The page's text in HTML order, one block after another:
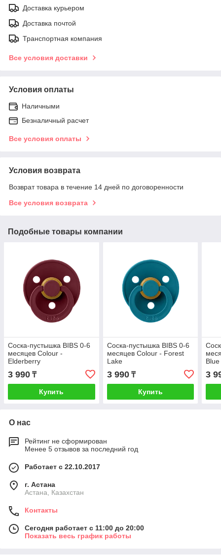
Доставка курьером
Доставка почтой
Транспортная компания
Все условия доставки
Условия оплаты
Наличными
Безналичный расчет
Все условия оплаты
Условия возврата
Возврат товара в течение 14 дней по договоренности
Все условия возврата
Подобные товары компании
Cоска-пустышка BIBS 0-6
месяцев Colour -
Elderberry
3 990 ₸
Купить
Cоска-пустышка BIBS 0-6
месяцев Colour - Forest
Lake
3 990₸
Купить
Blue
3
О нас
Рейтинг не сформирован
Менее 5 отзывов за последний год
Работает с 22.10.2017
г. Астана
Астана, Казахстан
Контакты
Сегодня работает с 11:00 до 20:00
Показать весь график работы